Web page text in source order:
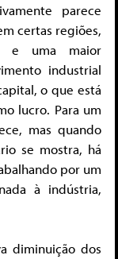
parece
certas regiões,
e uma maior
industrial
o que está
lucro. Para um
mas quando
se mostra, há
por um
à indústria,
diminuição dos